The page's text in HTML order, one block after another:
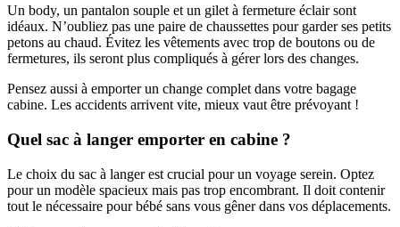
Un body, un pantalon souple et un gilet à fermeture éclair sont
idéaux. N’oubliez pas une paire de chaussettes pour garder ses petits
petons au chaud. Évitez les vêtements avec trop de boutons ou de
fermetures, ils seront plus compliqués à gérer lors des changes.
Pensez aussi à emporter un change complet dans votre bagage
cabine. Les accidents arrivent vite, mieux vaut être prévoyant !
Quel sac à langer emporter en cabine ?
Le choix du sac à langer est crucial pour un voyage serein. Optez
pour un modèle spacieux mais pas trop encombrant. Il doit contenir
tout le nécessaire pour bébé sans vous gêner dans vos déplacements.